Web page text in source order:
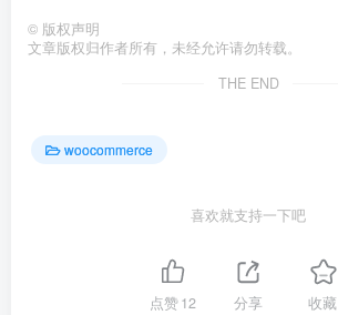
© 版权声明
文章版权归作者所有，未经允许请勿转载。
THE END
woocommerce
喜欢就支持一下吧
点赞12 分享 收藏